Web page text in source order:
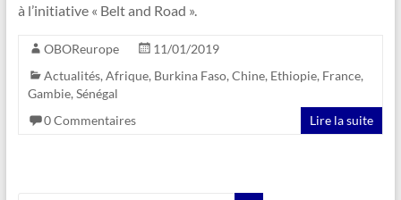
à l’initiative « Belt and Road ».
OBOReurope
11/01/2019
Actualités, Afrique, Burkina Faso, Chine, Ethiopie, France,
Gambie, Sénégal
0 Commentaires
Lire la suite